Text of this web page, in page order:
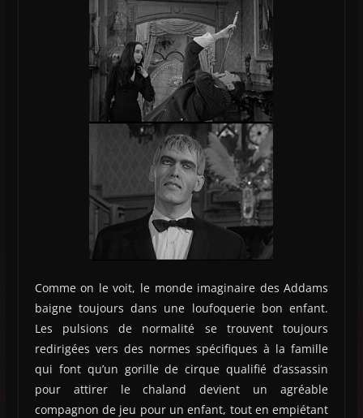
Comme on le voit, le monde imaginaire des Addams
baigne toujours dans une loufoquerie bon enfant.
Les pulsions de normalité se trouvent toujours
redirigées vers des normes spécifiques à la famille
qui font qu’un gorille de cirque qualifié d’assassin
pour attirer le chaland devient un agréable
compagnon de jeu pour un enfant, tout en empiétant